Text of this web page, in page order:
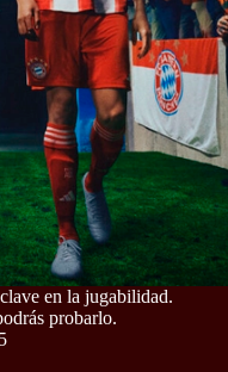
en la jugabilidad.
probarlo.